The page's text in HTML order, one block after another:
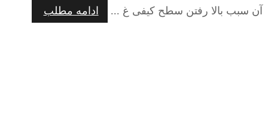
آن سبب بالا رفتن سطح کیفی غ ...
ادامه مطلب